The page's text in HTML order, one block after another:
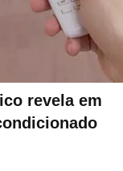
revela em